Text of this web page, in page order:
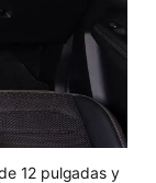
12 pulgadas y